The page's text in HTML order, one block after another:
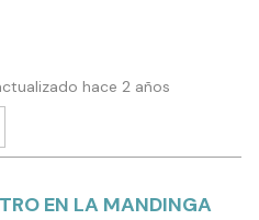
hace 2 años
EN LA MANDINGA